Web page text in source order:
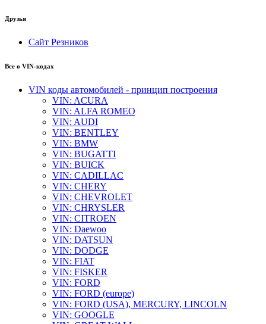
Друзья
Сайт Резников
Все о VIN-кодах
VIN коды автомобилей - принцип построения
VIN: ACURA
VIN: ALFA ROMEO
VIN: AUDI
VIN: BENTLEY
VIN: BMW
VIN: BUGATTI
VIN: BUICK
VIN: CADILLAC
VIN: CHERY
VIN: CHEVROLET
VIN: CHRYSLER
VIN: CITROEN
VIN: Daewoo
VIN: DATSUN
VIN: DODGE
VIN: FIAT
VIN: FISKER
VIN: FORD
VIN: FORD (europe)
VIN: FORD (USA), MERCURY, LINCOLN
VIN: GOOGLE